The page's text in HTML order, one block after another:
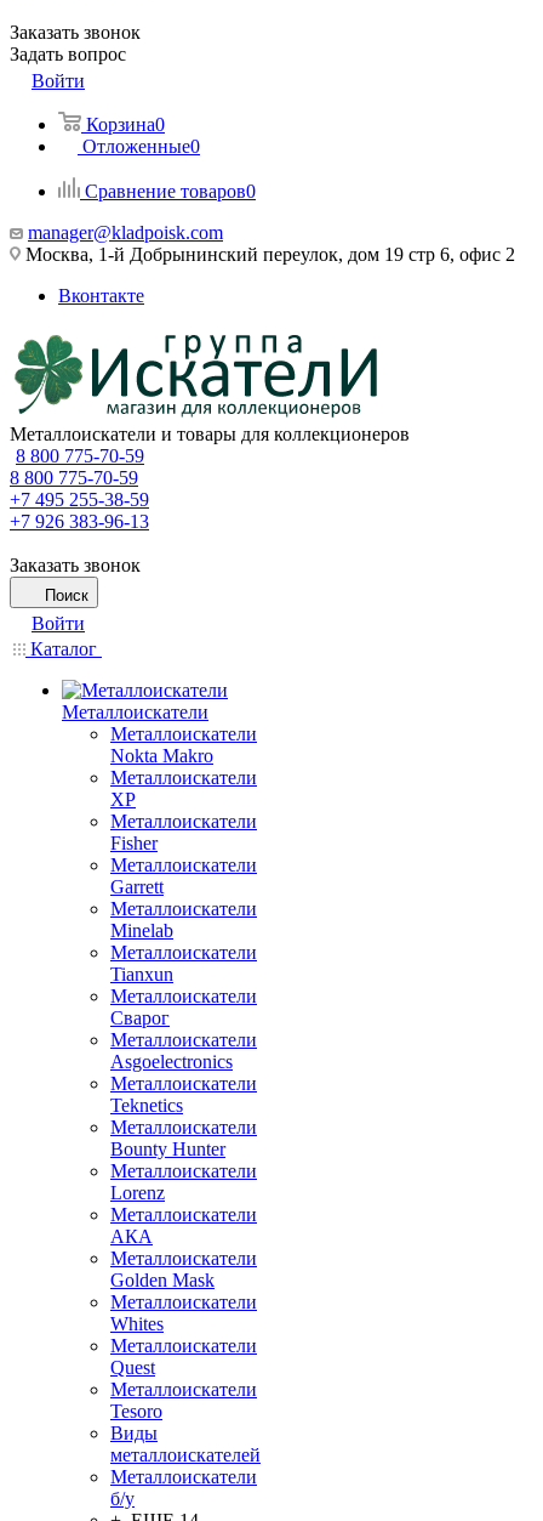
Заказать звонок
Задать вопрос
Войти
Корзина0
Отложенные0
Сравнение товаров0
manager@kladpoisk.com
Москва, 1-й Добрынинский переулок, дом 19 стр 6, офис 2
Вконтакте
Металлоискатели и товары для коллекционеров
8 800 775-70-59
8 800 775-70-59
+7 495 255-38-59
+7 926 383-96-13
Заказать звонок
Поиск
Войти
Каталог
Металлоискатели
Металлоискатели
Nokta Makro
Металлоискатели
XP
Металлоискатели
Fisher
Металлоискатели
Garrett
Металлоискатели
Minelab
Металлоискатели
Tianxun
Металлоискатели
Сварог
Металлоискатели
Asgoelectronics
Металлоискатели
Teknetics
Металлоискатели
Bounty Hunter
Металлоискатели
Lorenz
Металлоискатели
АКА
Металлоискатели
Golden Mask
Металлоискатели
Whites
Металлоискатели
Quest
Металлоискатели
Tesoro
Виды
металлоискателей
Металлоискатели
б/у